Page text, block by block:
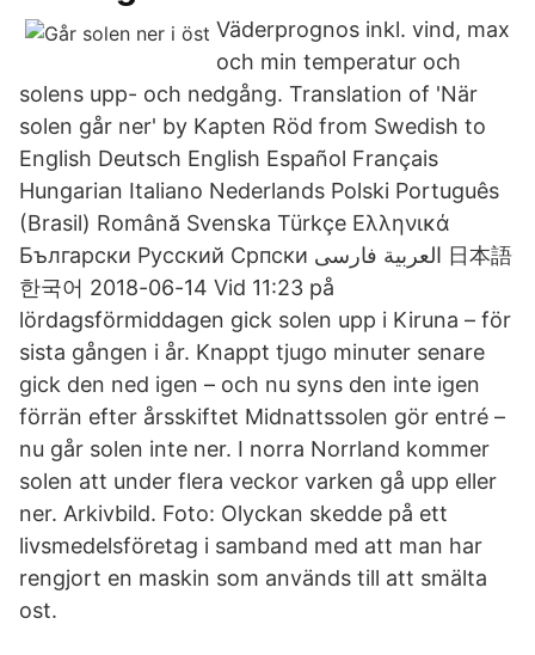
Väderprognos inkl. vind, max
och min temperatur och
solens upp- och nedgång. Translation of 'När
solen går ner' by Kapten Röd from Swedish to
English Deutsch English Español Français
Hungarian Italiano Nederlands Polski Português
(Brasil) Română Svenska Türkçe Ελληνικά
Български Русский Српски العربية فارسی 日本語
한국어 2018-06-14 Vid 11:23 på
lördagsförmiddagen gick solen upp i Kiruna – för
sista gången i år. Knappt tjugo minuter senare
gick den ned igen – och nu syns den inte igen
förrän efter årsskiftet Midnattssolen gör entré –
nu går solen inte ner. I norra Norrland kommer
solen att under flera veckor varken gå upp eller
ner. Arkivbild. Foto: Olyckan skedde på ett
livsmedelsföretag i samband med att man har
rengjort en maskin som används till att smälta
ost.